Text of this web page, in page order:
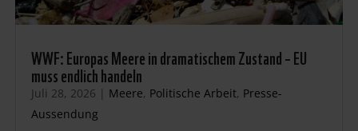
WWF: Europas Meere in dramatischem Zustand – EU
muss endlich handeln
Juli 28, 2026 | Meere, Politische Arbeit, Presse-
Aussendung